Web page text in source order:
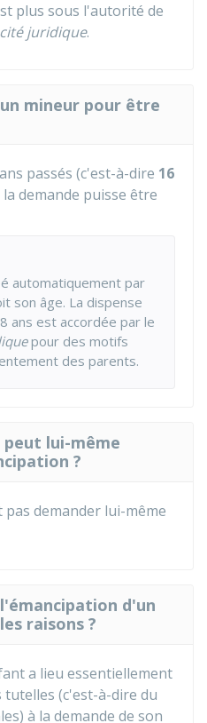
plus sous l'autorité de
juridique.
mineur pour être
passés (c'est-à-dire 16
demande puisse être
automatiquement par
son âge. La dispense
ans est accordée par le
pour des motifs
des parents.
peut lui-même
?
demander lui-même
d'un
raisons ?
a lieu essentiellement
tutelles (c'est-à-dire du
à la demande de son